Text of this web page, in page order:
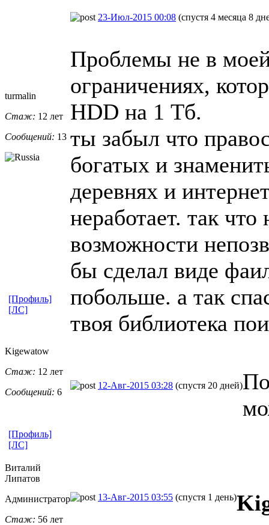
turmalin
Стаж: 12 лет
Сообщений: 13
23-Июл-2015 00:08 (спустя 4 месяца 8
Проблемы не в
ограничениях,
HDD на 1 Тб.
ты забыл что
богатых и
деревнях и
неработает. так
возможности
бы сделал виде
побольше. а так
твоя библиотека
[Профиль]
[ЛС]
Kigewatow
Стаж: 12 лет
Сообщений: 6
12-Авг-2015 03:28 (спустя 20 дней)
[Профиль]
[ЛС]
Виталий
Липатов
Администратор
Стаж: 56 лет
13-Авг-2015 03:55 (спустя 1 день)